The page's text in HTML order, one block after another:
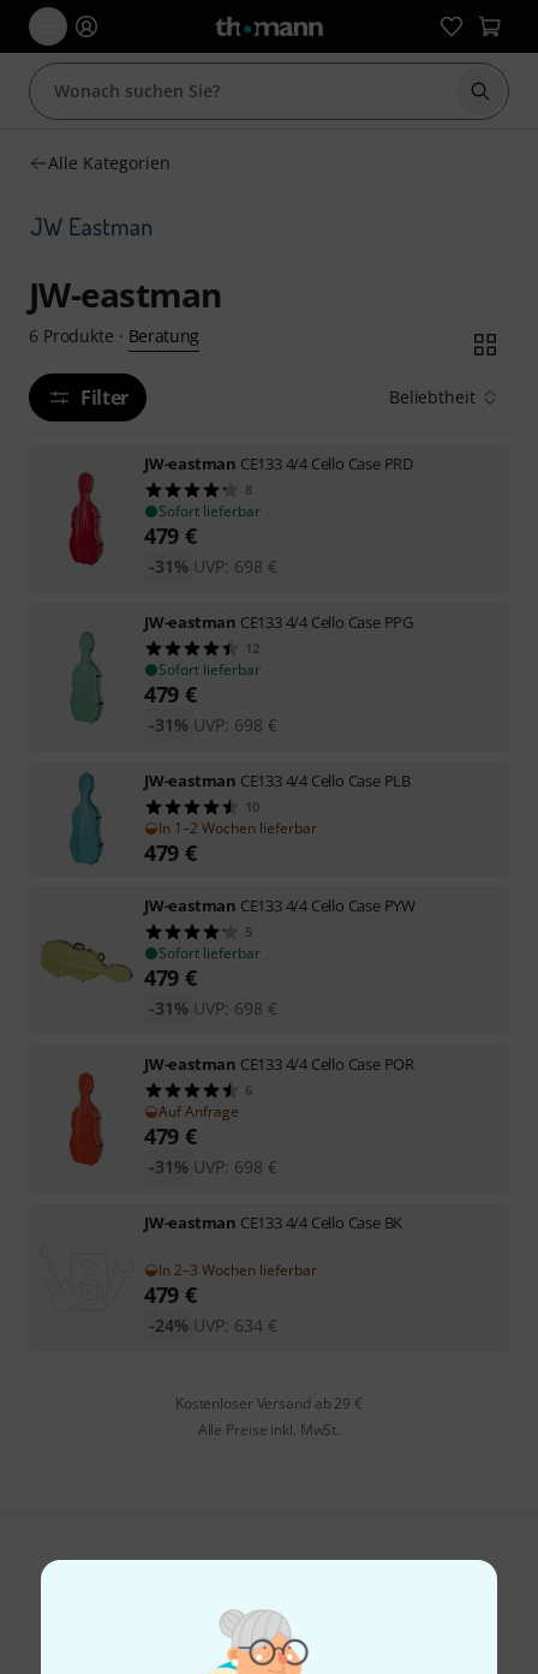
Suche
Alle Kategorien
JW-eastman
6 Produkte · Beratung
Filter Beliebtheit
JW-eastman CE133 4/4 Cello Case PRD
8
Sofort lieferbar
479 €
UVP: 698 €
-31%
JW-eastman CE133 4/4 Cello Case PPG
12
Sofort lieferbar
479 €
UVP: 698 €
-31%
JW-eastman CE133 4/4 Cello Case PLB
10
In 1–2 Wochen lieferbar
479 €
JW-eastman CE133 4/4 Cello Case PYW
5
Sofort lieferbar
479 €
UVP: 698 €
-31%
JW-eastman CE133 4/4 Cello Case POR
6
Auf Anfrage
479 €
UVP: 698 €
-31%
JW-eastman CE133 4/4 Cello Case BK
In 2–3 Wochen lieferbar
479 €
UVP: 634 €
-24%
Kostenloser Versand ab 29 €
Alle Preise inkl. MwSt.
Gefällt Ihnen, was Sie sehen?
Hilfe & Feedback